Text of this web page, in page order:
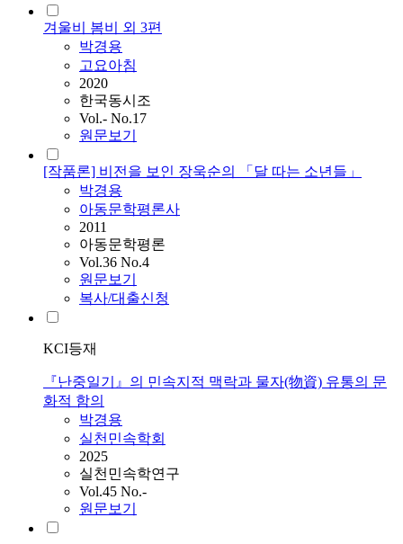
겨울비 봄비 외 3편
박경용
고요아침
2020
한국동시조
Vol.- No.17
원문보기
[작품론] 비전을 보인 장욱순의 「달 따는 소년들」
박경용
아동문학평론사
2011
아동문학평론
Vol.36 No.4
원문보기
복사/대출신청
KCI등재
『난중일기』의 민속지적 맥락과 물자(物資) 유통의 문
화적 함의
박경용
실천민속학회
2025
실천민속학연구
Vol.45 No.-
원문보기